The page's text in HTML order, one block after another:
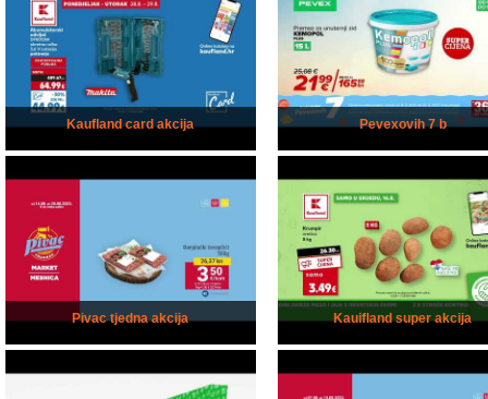
Kaufland card akcija Pevexovih 7 b
Pivac tjedna akcija Kauifland super akcija